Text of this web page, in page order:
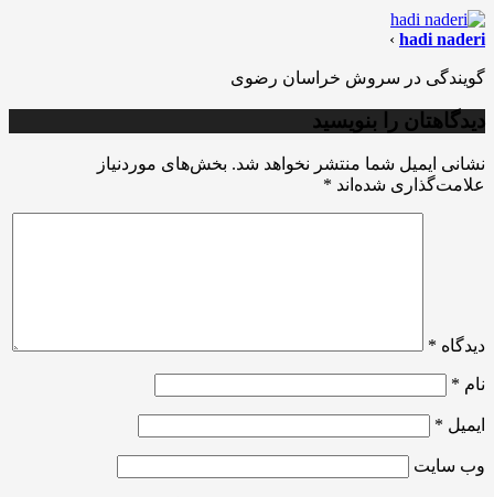
hadi naderi
›
گویندگی در سروش خراسان رضوی
دیدگاهتان را بنویسید
نشانی ایمیل شما منتشر نخواهد شد. بخش‌های موردنیاز
علامت‌گذاری شده‌اند *
دیدگاه *
نام *
ایمیل *
وب‌ سایت